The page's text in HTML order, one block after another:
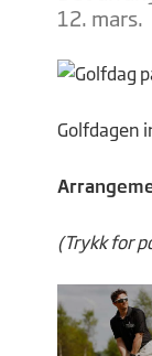
12. mars.
Golfdagen
(Trykk for